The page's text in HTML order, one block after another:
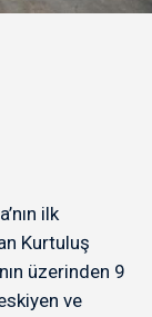
ilk
Kurtuluş
üzerinden 9
ve